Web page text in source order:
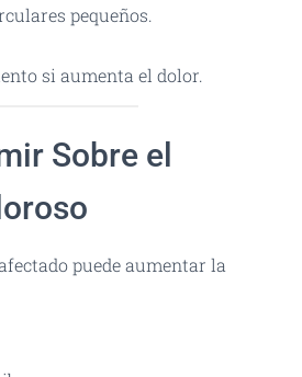
pequeños.
si aumenta el dolor.
Sobre el
puede aumentar la